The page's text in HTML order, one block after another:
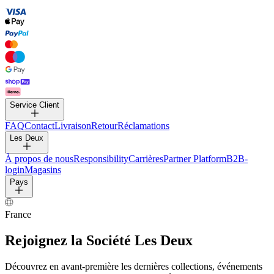
PANTALONS